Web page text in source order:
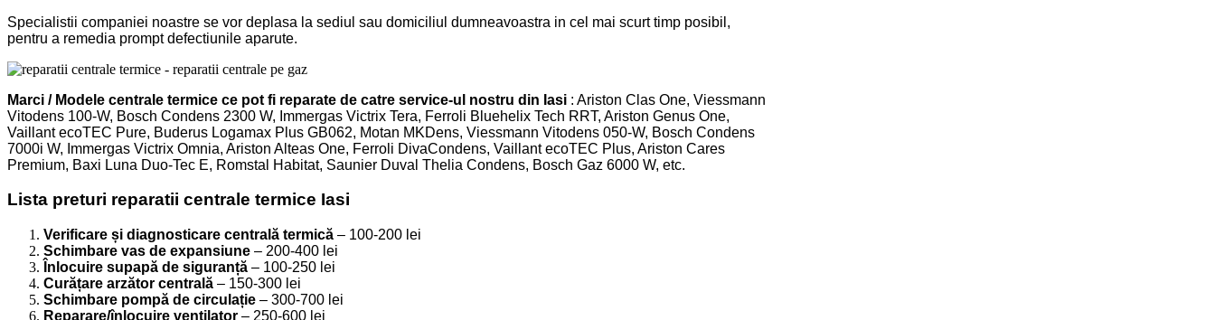
Specialistii companiei noastre se vor deplasa la sediul sau domiciliul dumneavoastra in cel mai scurt timp posibil,
pentru a remedia prompt defectiunile aparute.
Marci / Modele centrale termice ce pot fi reparate de catre service-ul nostru din Iasi : Ariston Clas One, Viessmann
Vitodens 100-W, Bosch Condens 2300 W, Immergas Victrix Tera, Ferroli Bluehelix Tech RRT, Ariston Genus One,
Vaillant ecoTEC Pure, Buderus Logamax Plus GB062, Motan MKDens, Viessmann Vitodens 050-W, Bosch Condens
7000i W, Immergas Victrix Omnia, Ariston Alteas One, Ferroli DivaCondens, Vaillant ecoTEC Plus, Ariston Cares
Premium, Baxi Luna Duo-Tec E, Romstal Habitat, Saunier Duval Thelia Condens, Bosch Gaz 6000 W, etc.
Lista preturi reparatii centrale termice Iasi
Verificare și diagnosticare centrală termică – 100-200 lei
Schimbare vas de expansiune – 200-400 lei
Înlocuire supapă de siguranță – 100-250 lei
Curățare arzător centrală – 150-300 lei
Schimbare pompă de circulație – 300-700 lei
Reparare/înlocuire ventilator – 250-600 lei